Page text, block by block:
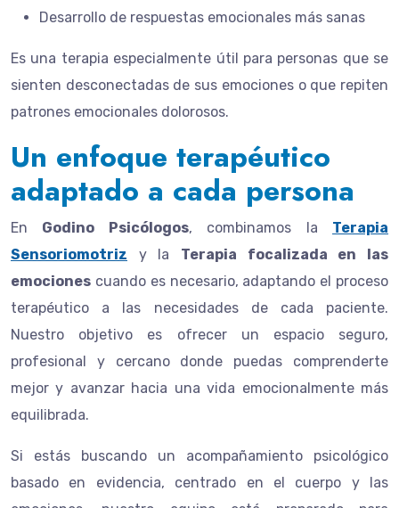
Desarrollo de respuestas emocionales más sanas
Es una terapia especialmente útil para personas que se
sienten desconectadas de sus emociones o que repiten
patrones emocionales dolorosos.
Un enfoque terapéutico
adaptado a cada persona
En Godino Psicólogos, combinamos la Terapia
Sensoriomotriz y la Terapia focalizada en las
emociones cuando es necesario, adaptando el proceso
terapéutico a las necesidades de cada paciente.
Nuestro objetivo es ofrecer un espacio seguro,
profesional y cercano donde puedas comprenderte
mejor y avanzar hacia una vida emocionalmente más
equilibrada.
Si estás buscando un acompañamiento psicológico
basado en evidencia, centrado en el cuerpo y las